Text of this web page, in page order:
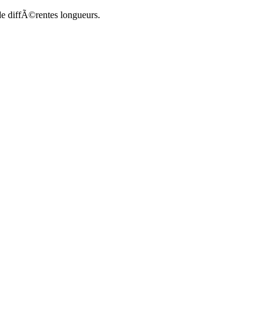
diffÃ©rentes longueurs.